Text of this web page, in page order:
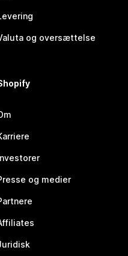
og oversættelse
og medier